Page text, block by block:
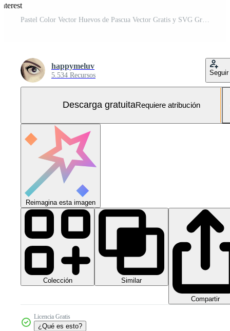
happymeluv
5.534 Recursos Seguir
Descarga gratuitaRequiere atribución
Reimagina esta imagen
Colección Similar
Compartir
Licencia Gratis
¿Qué es esto?